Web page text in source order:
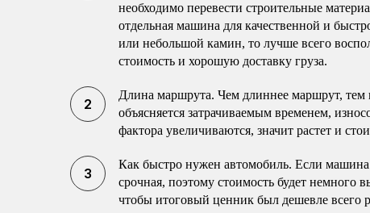
необходимо перевести строительные
отдельная машина для качественной и
или небольшой камин, то лучше всего
стоимость и хорошую доставку груза.
Длина маршрута. Чем длиннее маршрут, тем
объясняется затрачиваемым временем,
фактора увеличиваются, значит растет и
Как быстро нужен автомобиль. Если машина
срочная, поэтому стоимость будет
чтобы итоговый ценник был дешевле всего